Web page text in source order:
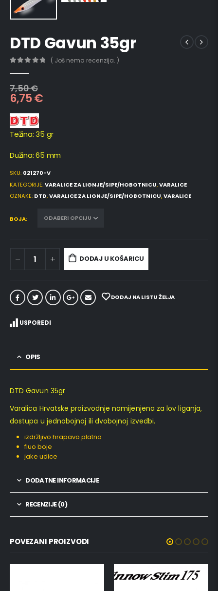
DTD Gavun 35gr
( Još nema recenzija. )
7,50€
6,75€
Težina: 35 gr
Dužina: 65 mm
SKU: 021270-V
KATEGORIJE:VARALICE ZA LIGNJE/SIPE/HOBOTNICU,VARALICE
OZNAKE: DTD,VARALICE ZA LIGNJE/SIPE/HOBOTNICU,VARALICE
BOJA
DODAJ U KOŠARICU
DODAJ NA LISTU ŽELJA
USPOREDI
OPIS
DTD Gavun 35gr
Varalica Hrvatske proizvodnje namijenjena za lov liganja,
dostupa u jednobojnoj ili dvobojnoj izvedbi.
izdržljivo hrapavo platno
fluo boje
jake udice
DODATNE INFORMACIJE
RECENZIJE (0)
POVEZANI PROIZVODI